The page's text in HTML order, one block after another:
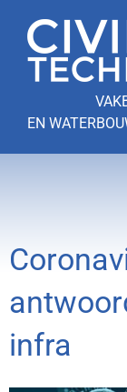
naar
inhoud
EN
infra